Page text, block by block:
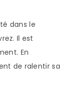
dans le
Il est
En
de ralentir sa